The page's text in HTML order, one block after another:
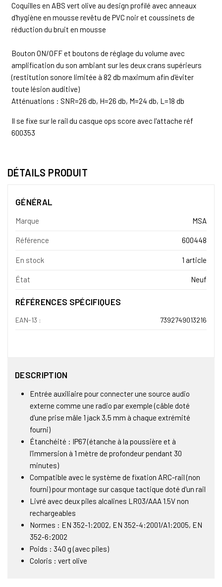
Coquilles en ABS vert olive au design profilé avec anneaux
d'hygiène en mousse revêtu de PVC noir et coussinets de
réduction du bruit en mousse
Bouton ON/OFF et boutons de réglage du volume avec
amplification du son ambiant sur les deux crans supérieurs
(restitution sonore limitée à 82 db maximum afin d'éviter
toute lésion auditive)
Atténuations : SNR=26 db, H=26 db, M=24 db, L=18 db
Il se fixe sur le rail du casque ops score avec l'attache réf
600353
DÉTAILS PRODUIT
GÉNÉRAL
Marque MSA
Référence 600448
En stock 1 article
État Neuf
RÉFÉRENCES SPÉCIFIQUES
EAN-13 : 7392749013216
DESCRIPTION
Entrée auxiliaire pour connecter une source audio
externe comme une radio par exemple (câble doté
d'une prise mâle 1 jack 3,5 mm à chaque extrémité
fourni)
Étanchéité : IP67 (étanche à la poussière et à
l'immersion à 1 mètre de profondeur pendant 30
minutes)
Compatible avec le système de fixation ARC-rail (non
fourni) pour montage sur casque tactique doté d'un rail
Livré avec deux piles alcalines LR03/AAA 1.5V non
rechargeables
Normes : EN 352-1:2002, EN 352-4:2001/A1:2005, EN
352-6:2002
Poids : 340 g (avec piles)
Coloris : vert olive